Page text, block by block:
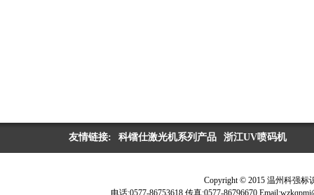
友情链接: 科镭仕激光机系列产品 浙江UV喷码机
Copyright © 2015 温州科强
电话:0577-86753618 传真:0577-86796670